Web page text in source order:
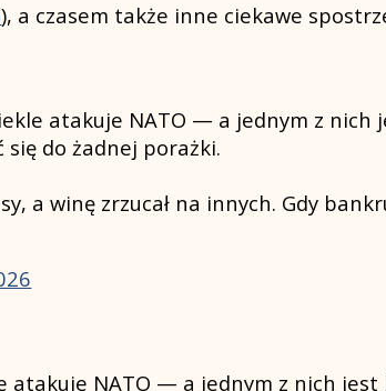
), a czasem także inne ciekawe
atakuje NATO — a jednym z nich
się do żadnej porażki.
a winę zrzucał na innych. Gdy
NATO — a jednym z nich jest